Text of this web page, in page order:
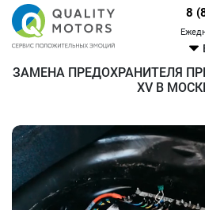
8
ЗАМЕНА ПРЕДОХРАНИТЕЛЯ
XV В